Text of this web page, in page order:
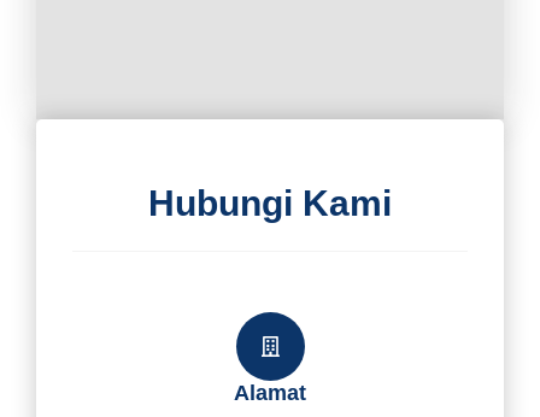
Hubungi Kami
Alamat